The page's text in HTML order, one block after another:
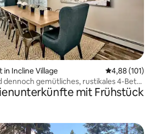
Incline Village
4,88 (101)
dennoch gemütliches, rustikales 4-Bett-
mit Frühstück